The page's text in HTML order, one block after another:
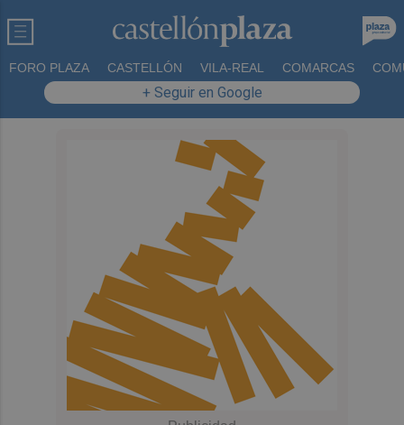
FORO PLAZA CASTELLÓN VILA-REAL COMARCAS
+ Seguir en Google